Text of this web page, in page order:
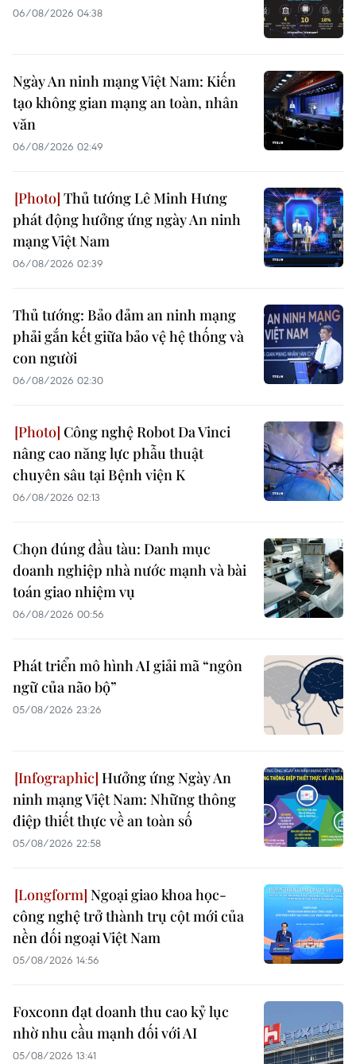
06/08/2026 04:38
Ngày An ninh mạng Việt Nam: Kiến
tạo không gian mạng an toàn, nhân
văn
06/08/2026 02:49
Thủ tướng Lê Minh Hưng
phát động hưởng ứng ngày An ninh
mạng Việt Nam
06/08/2026 02:39
Thủ tướng: Bảo đảm an ninh mạng
phải gắn kết giữa bảo vệ hệ thống và
con người
06/08/2026 02:30
Công nghệ Robot Da Vinci
nâng cao năng lực phẫu thuật
chuyên sâu tại Bệnh viện K
06/08/2026 02:13
Chọn đúng đầu tàu: Danh mục
doanh nghiệp nhà nước mạnh và bài
toán giao nhiệm vụ
06/08/2026 00:56
Phát triển mô hình AI giải mã “ngôn
ngữ của não bộ”
05/08/2026 23:26
Hưởng ứng Ngày An
ninh mạng Việt Nam: Những thông
điệp thiết thực về an toàn số
05/08/2026 22:58
Ngoại giao khoa học-
công nghệ trở thành trụ cột mới của
nền đối ngoại Việt Nam
05/08/2026 14:56
Foxconn đạt doanh thu cao kỷ lục
nhờ nhu cầu mạnh đối với AI
05/08/2026 13:41